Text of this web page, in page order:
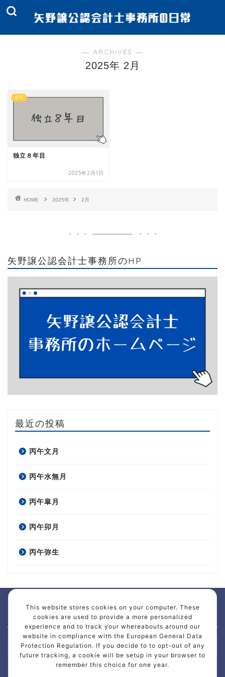
― ARCHIVES ―
2025年 2月
日常
独立８年目
2025年2月1日
HOME 2025年 2月
矢野譲公認会計士事務所のHP
最近の投稿
丙午文月
丙午水無月
丙午皐月
丙午卯月
丙午弥生
アーカイブ
This website stores cookies on your computer. These
cookies are used to provide a more personalized
experience and to track your whereabouts around our
website in compliance with the European General Data
Protection Regulation. If you decide to to opt-out of any
future tracking, a cookie will be setup in your browser to
remember this choice for one year.